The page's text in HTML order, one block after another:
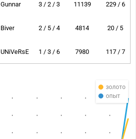
Gunnar 3 / 2 / 3 11139 229 / 6
Biver 2 / 5 / 4 4814 20 / 5
UNiVeRsE 1 / 3 / 6 7980 117 / 7
золото
опыт